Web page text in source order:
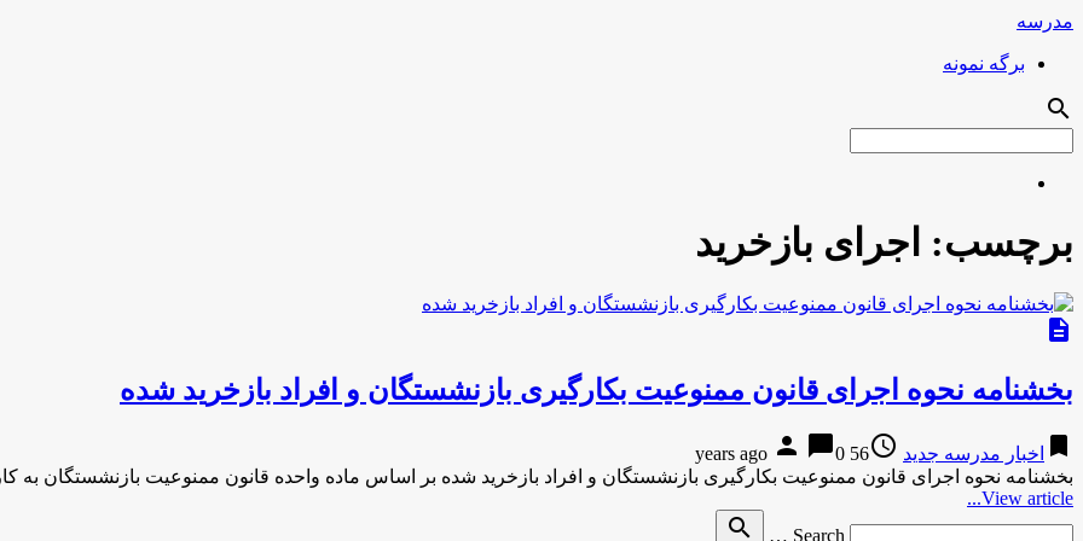
مدرسه
برگه نمونه
search
برچسب: اجرای بازخرید
description
بخشنامه نحوه اجرای قانون ممنوعیت بکارگیری بازنشستگان و افراد بازخرید شده
bookmark اخبار مدرسه جدید access_time
56 years ago
person chat_bubble0
بخشنامه نحوه اجرای قانون ممنوعیت بکارگیری بازنشستگان و افراد بازخرید شده بر اساس ماده واحده قانون ممنوعیت بازنشستگان به
View article...
Search …
search